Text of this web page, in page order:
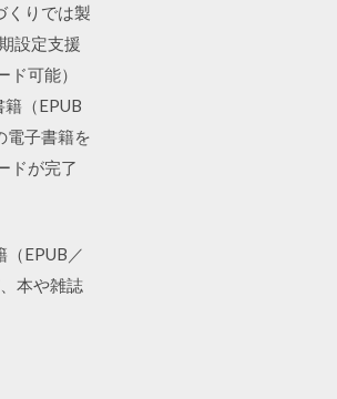
くりでは製
設定支援
可能）
（EPUB
電子書籍を
ドが完了
EPUB／
本や雑誌